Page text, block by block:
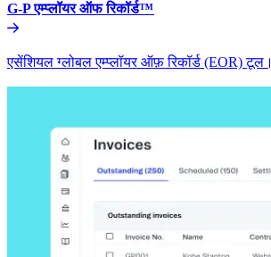
G-P एम्प्लॉयर ऑफ रिकॉर्ड™​​
एसेंशियल ग्लोबल एम्प्लॉयर ऑफ़ रिकॉर्ड (EOR) टूल।​​